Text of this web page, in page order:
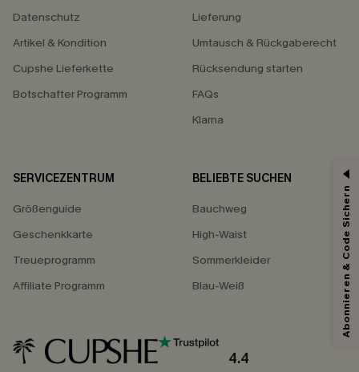
Datenschutz
Artikel & Kondition
Cupshe Lieferkette
Botschafter Programm
Lieferung
Umtausch & Rückgaberecht
Rücksendung starten
FAQs
Klarna
SERVICEZENTRUM
Größenguide
Geschenkkarte
Treueprogramm
Affiliate Programm
BELIEBTE SUCHEN
Bauchweg
High-Waist
Sommerkleider
Blau-Weiß
4.4
15% ERHALTEN
15% ohne MBW für E-Mail-Abonnenten.
*Ein Code pro Bestellung. Jeder Code ist einmal gültig.
undDatenschutzbestimmungen. Sie können sich jederzeit abmelden.
Abonnieren & Code Sichern